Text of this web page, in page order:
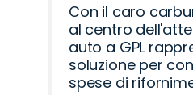
Con il caro
al centro
auto a GPL
soluzione per
spese di